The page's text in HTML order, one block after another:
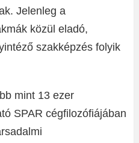
Jelenleg a
közül eladó,
szakképzés folyik
mint 13 ezer
SPAR cégfilozófiájában